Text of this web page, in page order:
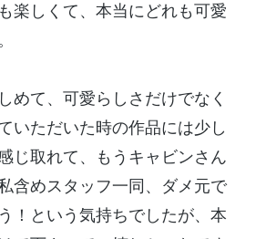
楽しくて、本当にどれも可愛
めて、可愛らしさだけでなく
いただいた時の作品には少し
じ取れて、もうキャビンさん
含めスタッフ一同、ダメ元で
！という気持ちでしたが、本